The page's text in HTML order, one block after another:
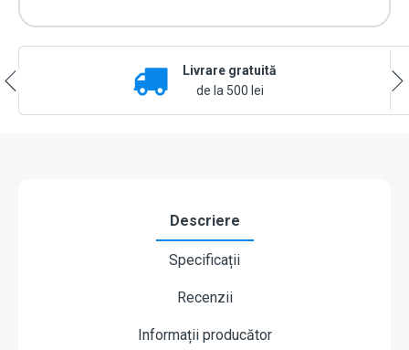
Livrare gratuită
de la 500 lei
Descriere
Specificații
Recenzii
Informații producător